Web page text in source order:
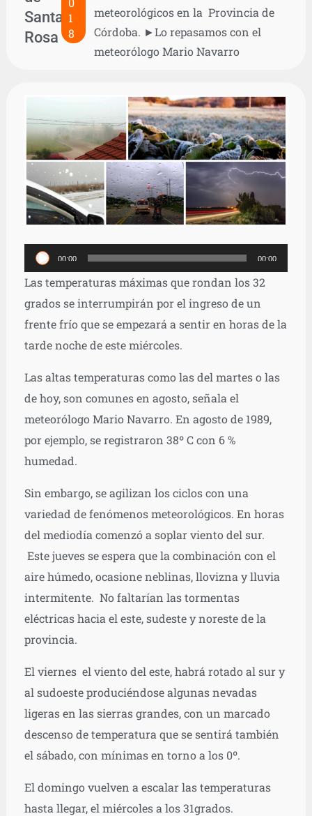
Santa
Rosa
1
8
meteorológicos en la Provincia de
Córdoba. ►Lo repasamos con el
meteorólogo Mario Navarro
Reproductor
de
audio
00:00 00:00
Las temperaturas máximas que rondan los 32
grados se interrumpirán por el ingreso de un
frente frío que se empezará a sentir en horas de la
tarde noche de este miércoles.
Las altas temperaturas como las del martes o las
de hoy, son comunes en agosto, señala el
meteorólogo Mario Navarro. En agosto de 1989,
por ejemplo, se registraron 38º C con 6 %
humedad.
Sin embargo, se agilizan los ciclos con una
variedad de fenómenos meteorológicos. En horas
del mediodía comenzó a soplar viento del sur.
Este jueves se espera que la combinación con el
aire húmedo, ocasione neblinas, llovizna y lluvia
intermitente. No faltarían las tormentas
eléctricas hacia el este, sudeste y noreste de la
provincia.
El viernes el viento del este, habrá rotado al sur y
al sudoeste produciéndose algunas nevadas
ligeras en las sierras grandes, con un marcado
descenso de temperatura que se sentirá también
el sábado, con mínimas en torno a los 0º.
El domingo vuelven a escalar las temperaturas
hasta llegar, el miércoles a los 31grados.